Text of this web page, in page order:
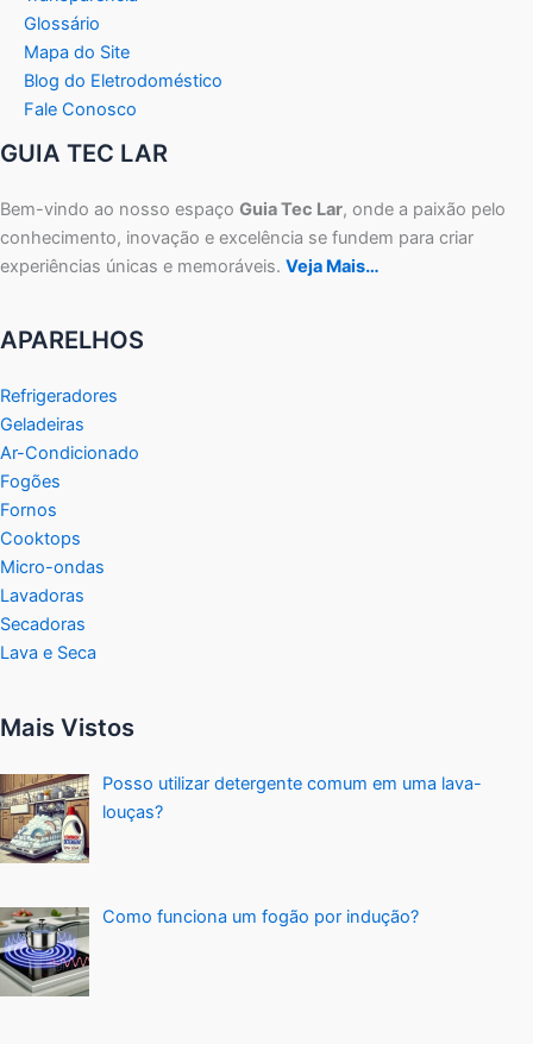
Glossário
Mapa do Site
Blog do Eletrodoméstico
Fale Conosco
GUIA TEC LAR
Bem-vindo ao nosso espaço Guia Tec Lar, onde a paixão pelo
conhecimento, inovação e excelência se fundem para criar
experiências únicas e memoráveis. Veja Mais…
APARELHOS
Refrigeradores
Geladeiras
Ar-Condicionado
Fogões
Fornos
Cooktops
Micro-ondas
Lavadoras
Secadoras
Lava e Seca
Mais Vistos
Posso utilizar detergente comum em uma lava-
louças?
Como funciona um fogão por indução?